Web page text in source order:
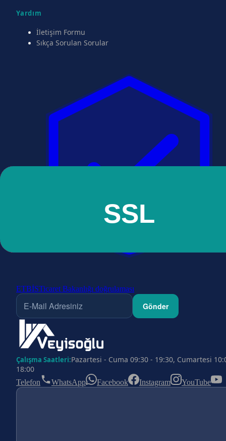
Yardım
İletişim Formu
Sıkça Sorulan Sorular
ETBİSTicaret Bakanlığı doğrulaması
Gönder
Çalışma Saatleri:Pazartesi - Cuma 09:30 - 19:30, Cumartesi
18:00
Telefon WhatsApp Facebook Instagram YouTube